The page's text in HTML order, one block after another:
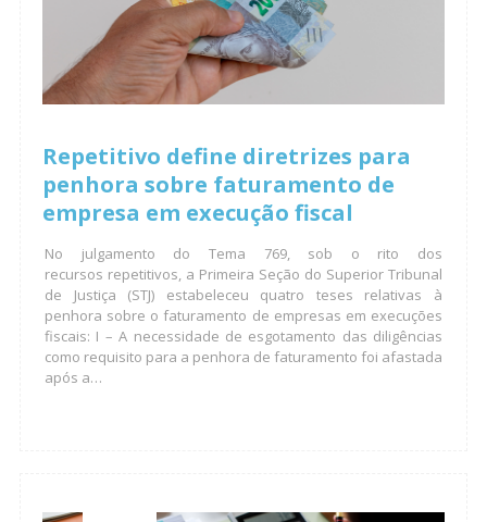
Repetitivo define diretrizes para
penhora sobre faturamento de
empresa em execução fiscal
No julgamento do Tema 769, sob o rito dos
recursos repetitivos, a Primeira Seção do Superior Tribunal
de Justiça (STJ) estabeleceu quatro teses relativas à
penhora sobre o faturamento de empresas em execuções
fiscais: I – A necessidade de esgotamento das diligências
como requisito para a penhora de faturamento foi afastada
após a…